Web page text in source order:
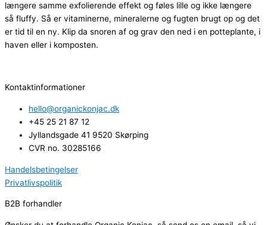
længere samme exfolierende effekt og føles lille og ikke længere
så fluffy. Så er vitaminerne, mineralerne og fugten brugt op og det
er tid til en ny. Klip da snoren af og grav den ned i en potteplante, i
haven eller i komposten.
Kontaktinformationer
hello@organickonjac.dk
+45 25 21 87 12
Jyllandsgade 41 9520 Skørping
CVR no. 30285166
Handelsbetingelser
Privatlivspolitik
B2B forhandler